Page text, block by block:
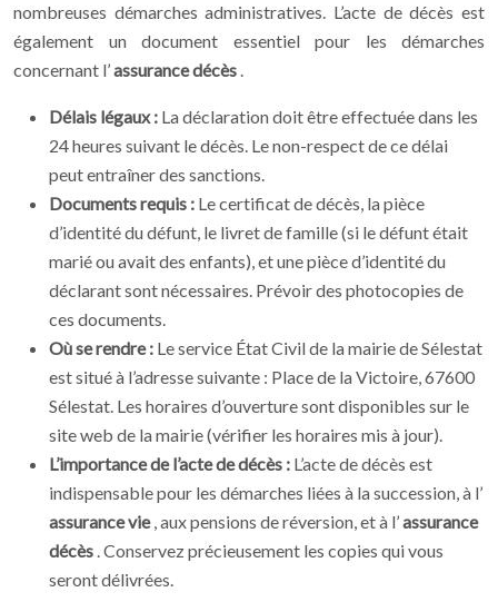
nombreuses démarches administratives. L’acte de décès est
également un document essentiel pour les démarches
concernant l’assurance décès .
Délais légaux : La déclaration doit être effectuée dans les
24 heures suivant le décès. Le non-respect de ce délai
peut entraîner des sanctions.
Documents requis : Le certificat de décès, la pièce
d’identité du défunt, le livret de famille (si le défunt était
marié ou avait des enfants), et une pièce d’identité du
déclarant sont nécessaires. Prévoir des photocopies de
ces documents.
Où se rendre : Le service État Civil de la mairie de Sélestat
est situé à l’adresse suivante : Place de la Victoire, 67600
Sélestat. Les horaires d’ouverture sont disponibles sur le
site web de la mairie (vérifier les horaires mis à jour).
L’importance de l’acte de décès : L’acte de décès est
indispensable pour les démarches liées à la succession, à l’
assurance vie, aux pensions de réversion, et à l’assurance
décès . Conservez précieusement les copies qui vous
seront délivrées.